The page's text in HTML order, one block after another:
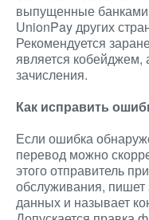
выпущенные банками
UnionPay других
Рекомендуется
является кобейджем,
зачисления.
Как исправить
Если ошибка
перевод можно
этого отправитель
обслуживания,
данных и называет